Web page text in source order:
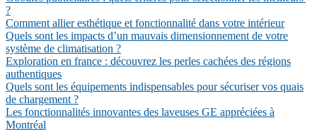
?
Comment allier esthétique et fonctionnalité dans votre intérieur
Quels sont les impacts d’un mauvais dimensionnement de votre
système de climatisation ?
Exploration en france : découvrez les perles cachées des régions
authentiques
Quels sont les équipements indispensables pour sécuriser vos quais
de chargement ?
Les fonctionnalités innovantes des laveuses GE appréciées à
Montréal